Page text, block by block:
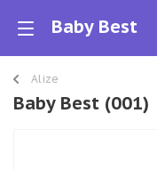
Baby Best
Alize
Baby Best (001)